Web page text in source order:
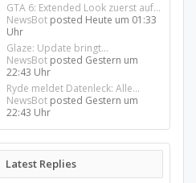
GTA 6: Extended Look zuerst auf...
NewsBot posted Heute um 01:33
Uhr
Glaze: Update bringt...
NewsBot posted Gestern um
22:43 Uhr
Ryde meldet Datenleck: Alle...
NewsBot posted Gestern um
22:43 Uhr
Latest Replies